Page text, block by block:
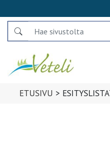
Search
ETUSIVU >